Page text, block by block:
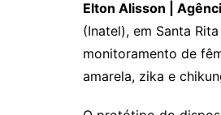
Elton Alisson |
(Inatel), em Santa
monitoramento de
amarela, zika e